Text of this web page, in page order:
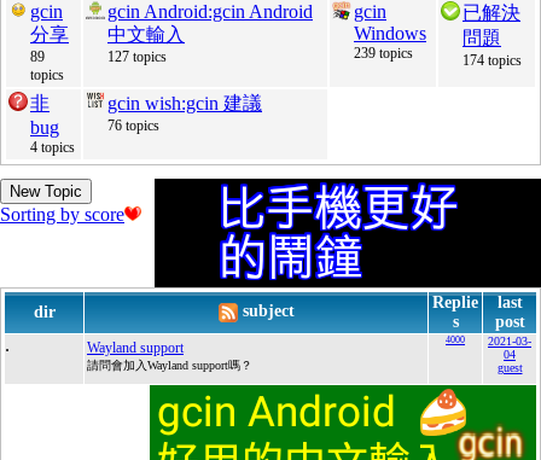
gcin
分享
89
topics
gcin Android:gcin Android
中文輸入
127 topics
gcin
Windows
239 topics
已解決
問題
174 topics
非
bug
4 topics
gcin wish:gcin 建議
76 topics
New Topic
Sorting by score
dir subject
Replie
s
last
post
. Wayland support
請問會加入Wayland support嗎？
4000
2021-03-
04
guest